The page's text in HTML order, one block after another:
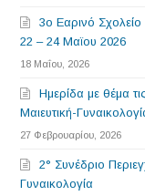
3o Εαρινό Σχολείο
22 – 24 Μαϊου 2026
18 Μαΐου, 2026
Ημερίδα με θέμα
Μαιευτική-
27 Φεβρουαρίου, 2026
2° Συνέδριο
Γυναικολογία